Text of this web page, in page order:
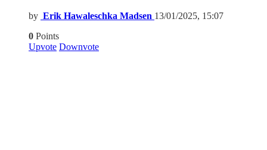
by Erik Hawaleschka Madsen 13/01/2025, 15:07
0 Points
Upvote Downvote